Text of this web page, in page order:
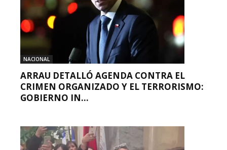
NACIONAL
ARRAU DETALLÓ AGENDA CONTRA EL
CRIMEN ORGANIZADO Y EL TERRORISMO:
GOBIERNO IN...